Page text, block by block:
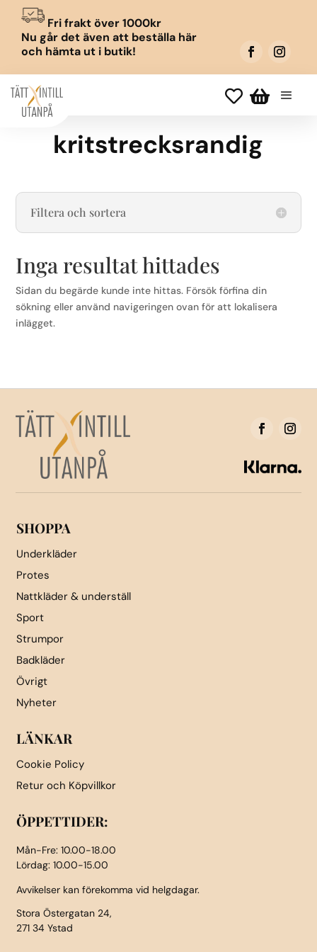
Fri frakt över 1000kr
Nu går det även att beställa här
och hämta ut i butik!
 
kritstrecksrandig
Filtera och sortera
Inga resultat hittades
Sidan du begärde kunde inte hittas. Försök förfina din
sökning eller använd navigeringen ovan för att lokalisera
inlägget.
SHOPPA
Underkläder
Protes
Nattkläder & underställ
Sport
Strumpor
Badkläder
Övrigt
Nyheter
LÄNKAR
Cookie Policy
Retur och Köpvillkor
ÖPPETTIDER:
Mån-Fre: 10.00-18.00
Lördag: 10.00-15.00
Avvikelser kan förekomma vid helgdagar.
Stora Östergatan 24,
271 34 Ystad